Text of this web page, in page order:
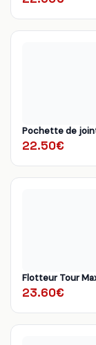
Pochette de
22.50€
Flotteur Tour
23.60€